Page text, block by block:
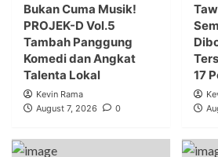
Bukan Cuma Musik!
PROJEK-D Vol.5
Tambah Panggung
Komedi dan Angkat
Talenta Lokal
Kevin Rama
August 7, 2026
0
17